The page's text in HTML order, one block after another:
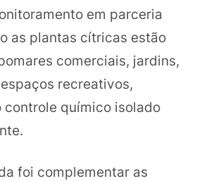
em parceria
as plantas cítricas estão
comerciais, jardins,
recreativos,
controle químico isolado
foi complementar as